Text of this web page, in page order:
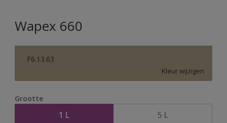
Wapex 660
F6.13.63
Kleur wijzigen
Grootte
1 L 5 L